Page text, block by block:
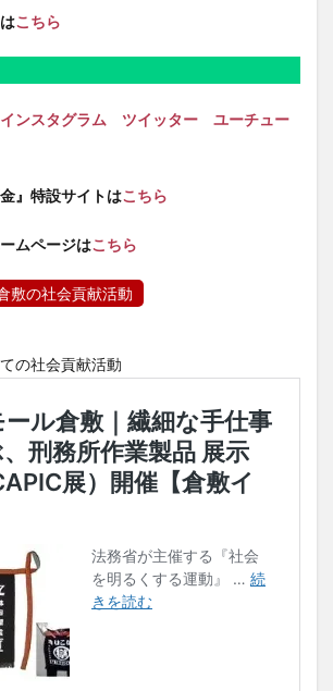
こちら
インスタグラム ツイッター
ユーチュー
』特設サイトはこちら
ムページはこちら
敷の社会貢献活動
の社会貢献活動